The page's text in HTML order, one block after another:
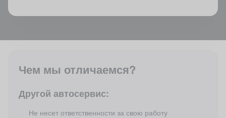
Чем мы отличаемся?
Другой автосервис:
Не несет ответственности за свою работу